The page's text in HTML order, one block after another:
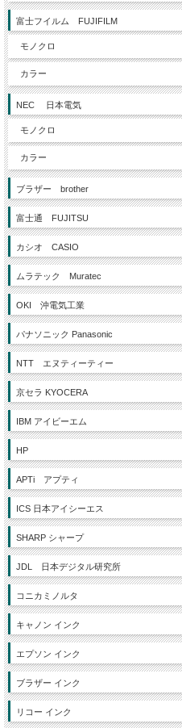
富士フイルム FUJIFILM
モノクロ
カラー
NEC 日本電気
モノクロ
カラー
ブラザー brother
富士通 FUJITSU
カシオ CASIO
ムラテック Muratec
OKI 沖電気工業
パナソニック Panasonic
NTT エヌティーティー
京セラ KYOCERA
IBM アイビーエム
HP
APTi アプティ
ICS 日本アイシーエス
SHARP シャープ
JDL 日本デジタル研究所
コニカミノルタ
キャノン インク
エプソン インク
ブラザー インク
リコー インク